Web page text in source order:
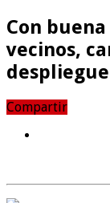
Con
vecinos,
Compartir